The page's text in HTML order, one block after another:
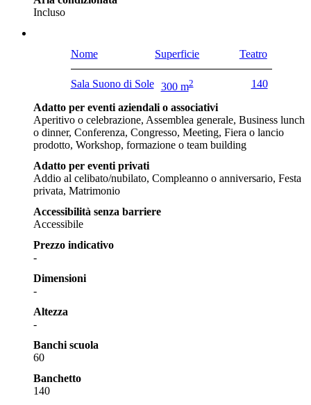
Incluso
Nome Superficie Teatro
Sala Suono di Sole 300 m2 140
Adatto per eventi aziendali o associativi
Aperitivo o celebrazione, Assemblea generale, Business lunch
o dinner, Conferenza, Congresso, Meeting, Fiera o lancio
prodotto, Workshop, formazione o team building
Adatto per eventi privati
Addio al celibato/nubilato, Compleanno o anniversario, Festa
privata, Matrimonio
Accessibilità senza barriere
Accessibile
Prezzo indicativo
-
Dimensioni
-
Altezza
-
Banchi scuola
60
Banchetto
140